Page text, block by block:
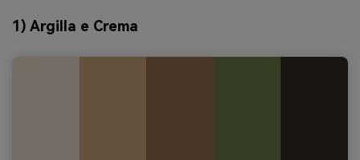
1) Argilla e Crema